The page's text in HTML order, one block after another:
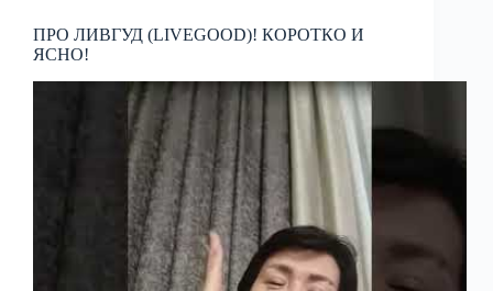
ПРО ЛИВГУД (LIVEGOOD)! КОРОТКО И
ЯСНО!